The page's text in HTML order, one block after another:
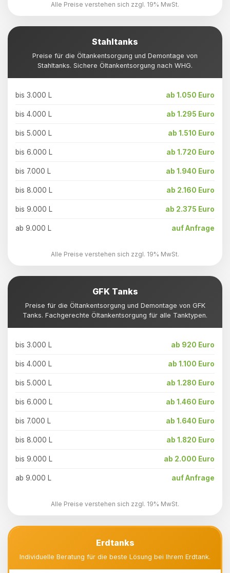
Alle Preise verstehen sich zzgl. 19% MwSt.
Stahltanks
Preise für die Öltankentsorgung und Demontage von
Stahltanks. Sichere Öltankentsorgung nach WHG.
bis 3.000 L ab 1.050 Euro
bis 4.000 L ab 1.295 Euro
bis 5.000 L ab 1.510 Euro
bis 6.000 L ab 1.720 Euro
bis 7.000 L ab 1.940 Euro
bis 8.000 L ab 2.160 Euro
bis 9.000 L ab 2.375 Euro
ab 9.000 L auf Anfrage
Alle Preise verstehen sich zzgl. 19% MwSt.
GFK Tanks
Preise für die Öltankentsorgung und Demontage von GFK
Tanks. Fachgerechte Öltankentsorgung für alle Tanktypen.
bis 3.000 L ab 920 Euro
bis 4.000 L ab 1.100 Euro
bis 5.000 L ab 1.280 Euro
bis 6.000 L ab 1.460 Euro
bis 7.000 L ab 1.640 Euro
bis 8.000 L ab 1.820 Euro
bis 9.000 L ab 2.000 Euro
ab 9.000 L auf Anfrage
Alle Preise verstehen sich zzgl. 19% MwSt.
Erdtanks
Individuelle Beratung für die beste Lösung bei Ihrem Erdtank.